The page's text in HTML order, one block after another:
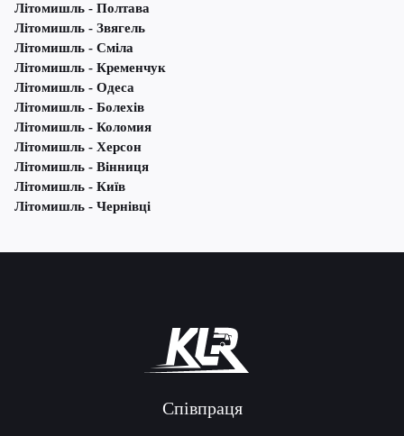
Літомишль - Полтава
Літомишль - Звягель
Літомишль - Сміла
Літомишль - Кременчук
Літомишль - Одеса
Літомишль - Болехів
Літомишль - Коломия
Літомишль - Херсон
Літомишль - Вінниця
Літомишль - Київ
Літомишль - Чернівці
Співпраця